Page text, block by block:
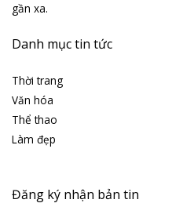
gần xa.
Danh mục tin tức
Thời trang
Văn hóa
Thể thao
Làm đẹp
Đăng ký nhận bản tin